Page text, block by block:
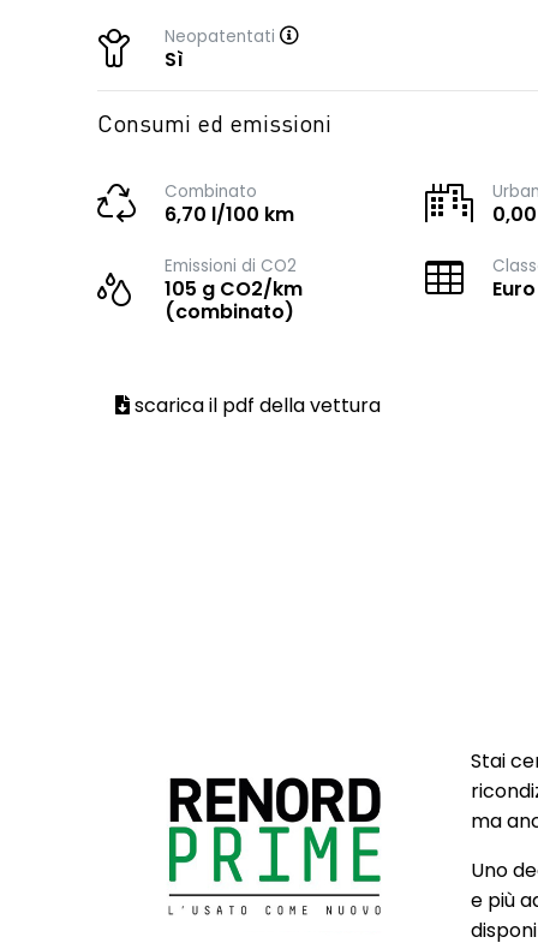
Neopatentati
Sì
Consumi ed emissioni
Combinato
6,70 l/100 km
Emissioni di CO2
105 g CO2/km
(combinato)
scarica il pdf della vettura
Stai
ma
Uno
e più